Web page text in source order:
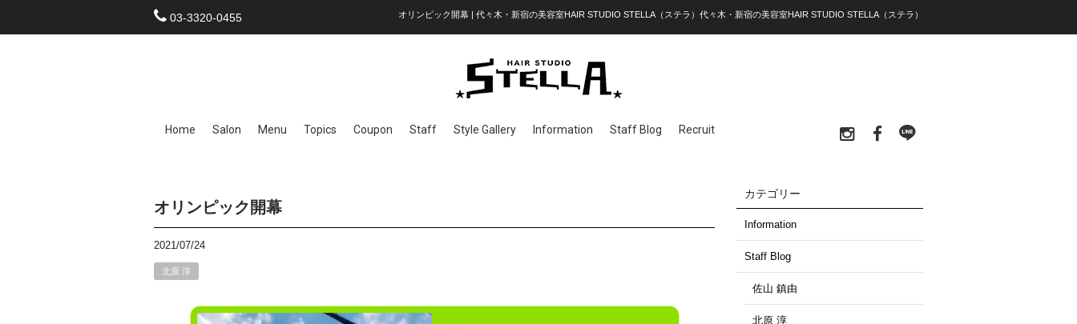
03-3320-0455 オリンピック開幕 | 代々木・新宿の美容室HAIR STUDIO STELLA（ステラ）代々木・新宿の美容室HAIR STUDIO STELLA（ステラ）
Home Salon Menu Topics Coupon Staff Style Gallery Information Staff Blog Recruit
オリンピック開幕
2021/07/24
北原 淳
カテゴリー
Information
Staff Blog
佐山 鎮由
北原 淳